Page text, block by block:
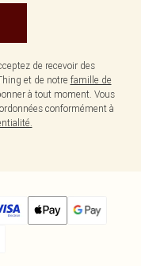
de recevoir des
et de notre famille de
à tout moment. Vous
conformément à